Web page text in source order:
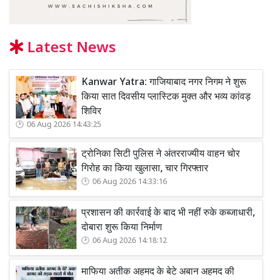
Latest News
Kanwar Yatra: गाजियाबाद नगर निगम ने शुरू
किया सात दिवसीय प्लास्टिक मुक्त और भव्य कांवड़
शिविर
06 Aug 2026 14:43:25
ट्रोनिका सिटी पुलिस ने अंतरराज्यीय वाहन चोर
गिरोह का किया खुलासा, चार गिरफ्तार
06 Aug 2026 14:33:16
प्रशासन की कार्रवाई के बाद भी नहीं रुके कब्जाधारी,
दोबारा शुरू किया निर्माण
06 Aug 2026 14:18:12
माफिया अतीक अहमद के बेटे अबान अहमद की